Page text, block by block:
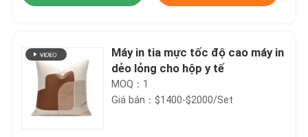
Máy in tia mực tốc độ cao máy in
dẻo lỏng cho hộp y tế
MOQ：1
Giá bán：$1400-$2000/Set